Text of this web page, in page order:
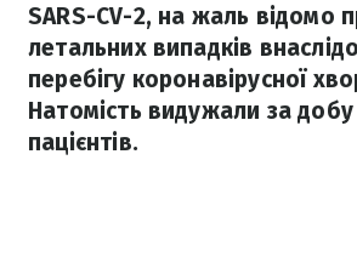
SARS-CV-2, на жаль відомо
летальних випадків
перебігу коронавірусної
Натомість видужали за
пацієнтів.